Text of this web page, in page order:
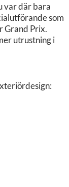
var där bara
som
Grand Prix.
utrustning i